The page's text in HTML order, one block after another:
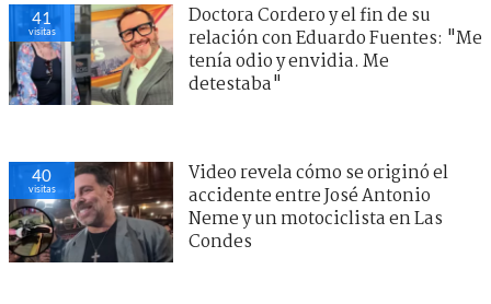
41
visitas
Doctora Cordero y el fin de su
relación con Eduardo Fuentes: "Me
tenía odio y envidia. Me
detestaba"
40
visitas
Video revela cómo se originó el
accidente entre José Antonio
Neme y un motociclista en Las
Condes